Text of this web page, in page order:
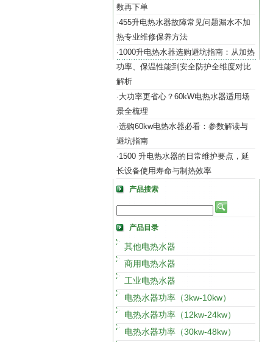
数再下单
·455升电热水器故障常见问题漏水不加
热专业维修保养方法
·1000升电热水器选购避坑指南：从加热
功率、保温性能到安全防护全维度对比
解析
·大功率更省心？60kW电热水器适用场
景全梳理
·选购60kw电热水器必看：参数解读与
避坑指南
·1500 升电热水器的日常维护要点，延
长设备使用寿命与制热效率
产品搜索
产品目录
其他电热水器
商用电热水器
工业电热水器
电热水器功率（3kw-10kw）
电热水器功率（12kw-24kw）
电热水器功率（30kw-48kw）